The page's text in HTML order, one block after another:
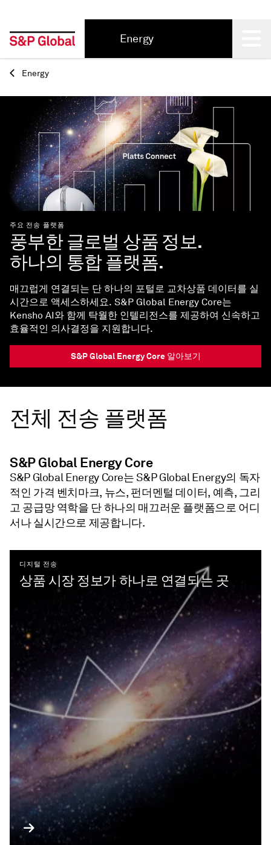
Energy
Back
Energy
주요 전송 플랫폼
풍부한 글로벌 상품 정보.
하나의 통합 플랫폼.
매끄럽게 연결되는 단 하나의 포털로 교차상품 데이터를 실
시간으로 액세스하세요. S&P Global Energy Core는
Kensho AI와 함께 탁월한 인텔리전스를 제공하여 신속하고
효율적인 의사결정을 지원합니다.
S&P Global Energy Core 알아보기
전체 전송 플랫폼
S&P Global Energy Core
S&P Global Energy Core는 S&P Global Energy의 독자
적인 가격 벤치마크, 뉴스, 펀더멘털 데이터, 예측, 그리
고 공급망 역학을 단 하나의 매끄러운 플랫폼으로 어디
서나 실시간으로 제공합니다.
디지털 전송
상품 시장 정보가 하나로 연결되는 곳